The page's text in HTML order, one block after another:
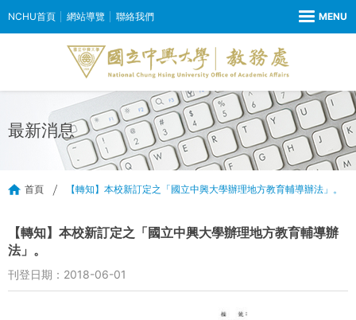
NCHU首頁 網站導覽 聯絡我們
最新消息
首頁 【轉知】本校新訂定之「國立中興大學辦理地方教育輔導辦法」。
【轉知】本校新訂定之「國立中興大學辦理地方教育輔導辦
法」。
刊登日期：2018-06-01